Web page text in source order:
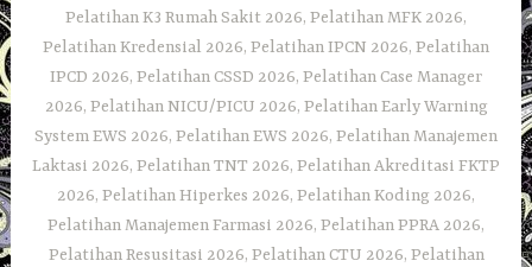
Pelatihan K3 Rumah Sakit 2026, Pelatihan MFK 2026,
Pelatihan Kredensial 2026, Pelatihan IPCN 2026, Pelatihan
IPCD 2026, Pelatihan CSSD 2026, Pelatihan Case Manager
2026, Pelatihan NICU/PICU 2026, Pelatihan Early Warning
System EWS 2026, Pelatihan EWS 2026, Pelatihan Manajemen
Laktasi 2026, Pelatihan TNT 2026, Pelatihan Akreditasi FKTP
2026, Pelatihan Hiperkes 2026, Pelatihan Koding 2026,
Pelatihan Manajemen Farmasi 2026, Pelatihan PPRA 2026,
Pelatihan Resusitasi 2026, Pelatihan CTU 2026, Pelatihan